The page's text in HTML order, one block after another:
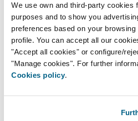
We use own and third-party cookies
purposes and to show you
preferences based on your
profile. You can accept all our
"Accept all cookies" or configure/
"Manage cookies". For further
Cookies policy.